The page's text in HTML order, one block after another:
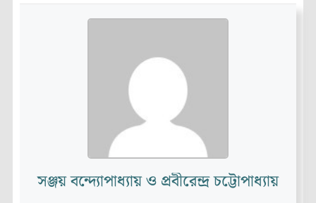
সঞ্জয় বন্দ্যোপাধ্যায় ও প্রবীরেন্দ্র চট্টোপাধ্যায়